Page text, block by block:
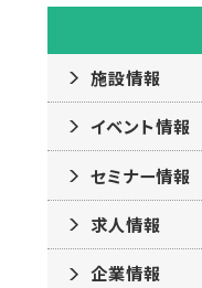
施設情報
イベント情報
セミナー情報
求人情報
企業情報